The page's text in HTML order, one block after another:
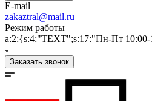
E-mail
zakaztral@mail.ru
Режим работы
a:2:{s:4:"TEXT";s:17:"Пн-Пт
Заказать звонок